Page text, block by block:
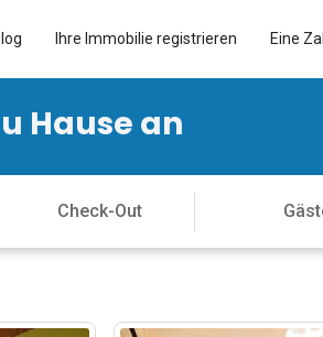
Ihre Immobilie registrieren Eine
Hause an